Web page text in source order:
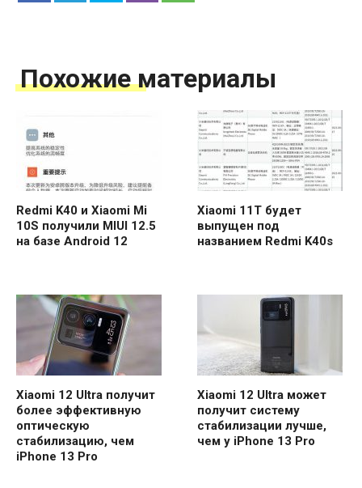
Похожие материалы
Redmi K40 и Xiaomi Mi
10S получили MIUI 12.5
на базе Android 12
Xiaomi 11T будет
выпущен под
названием Redmi K40s
Xiaomi 12 Ultra получит
более эффективную
оптическую
стабилизацию, чем
iPhone 13 Pro
Xiaomi 12 Ultra может
получит систему
стабилизации лучше,
чем у iPhone 13 Pro